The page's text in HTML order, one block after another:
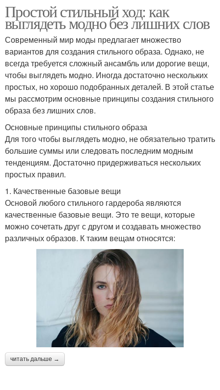
Простой стильный ход: как
выглядеть модно без лишних слов
Современный мир моды предлагает множество
вариантов для создания стильного образа. Однако, не
всегда требуется сложный ансамбль или дорогие вещи,
чтобы выглядеть модно. Иногда достаточно нескольких
простых, но хорошо подобранных деталей. В этой статье
мы рассмотрим основные принципы создания стильного
образа без лишних слов.
Основные принципы стильного образа
Для того чтобы выглядеть модно, не обязательно тратить
большие суммы или следовать последним модным
тенденциям. Достаточно придерживаться нескольких
простых правил.
1. Качественные базовые вещи
Основой любого стильного гардероба являются
качественные базовые вещи. Это те вещи, которые
можно сочетать друг с другом и создавать множество
различных образов. К таким вещам относятся:
читать дальше →